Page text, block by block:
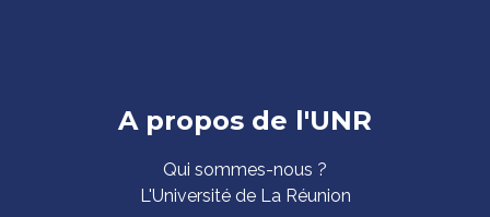
A propos de l'UNR
Qui sommes-nous ?
L'Université de La Réunion